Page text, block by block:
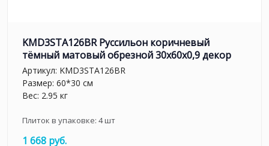
KMD3STA126BR Руссильон коричневый
тёмный матовый обрезной 30x60x0,9 декор
Артикул: KMD3STA126BR
Размер: 60*30 см
Вес: 2.95 кг
Плиток в упаковке: 4шт
1 668 руб.